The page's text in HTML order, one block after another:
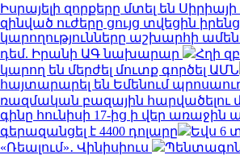
Իսրայելի զորքերը մտել են
զինված ուժերը ցույց տվեցին իրենց
կարողությունները աշխարհի
դեմ. Իրանի ԱԳ նախարար
Հղի
կարող են մերժել մուտք գործել ԱՄՆ
հայտարարել են Եմենում
ռազմական բազային հարվածելու
գինը հունիսի 17-ից ի վեր առաջին
գերազանցել է 4400 դոլարը
Եվս 6
«Ռեալում»․ Վինիսիուս